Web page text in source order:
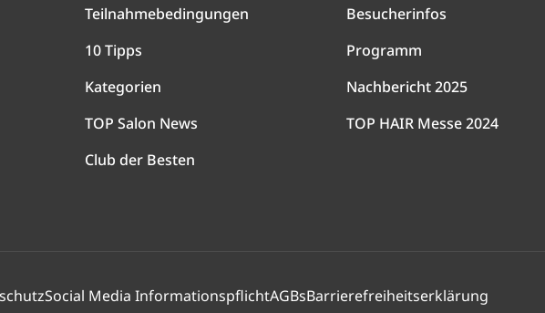
Teilnahmebedingungen
10 Tipps
Kategorien
TOP Salon News
Club der Besten
Besucherinfos
Programm
Nachbericht 2025
TOP HAIR Messe 2024
Social Media InformationspflichtAGBsBarrierefreiheitserklärung